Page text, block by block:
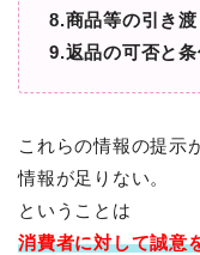
8.商品等の引き渡
9.返品の可否と
これらの情報の提示
情報が足りない。
ということは
消費者に対して誠意